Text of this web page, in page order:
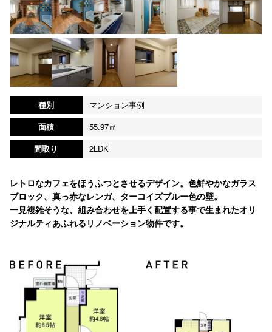
種別
マンション事例
面積
55.97㎡
間取り
2LDK
レトロなカフェをほうふつとさせるデザイン。色鮮やかなガラス
ブロック、真っ赤なレンガ、ターコイズブルー色の壁。
一見複雑そうな、組み合わせを上手く配置する事で生まれたオリ
ジナルティあふれるリノベーション物件です。